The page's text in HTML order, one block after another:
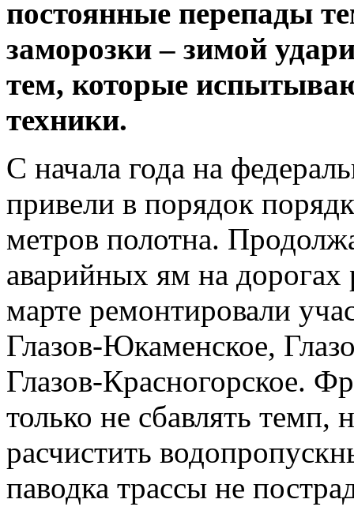
постоянные перепады
заморозки – зимой
тем, которые
техники.
С начала года на
привели в порядок
метров полотна.
аварийных ям на дорогах
марте ремонтировали
Глазов-Юкаменское,
Глазов-Красногорское.
только не сбавлять темп,
расчистить
паводка трассы не